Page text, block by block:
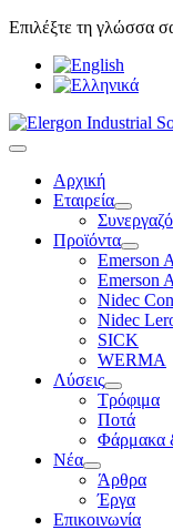
Επιλέξτε τη γλώσσα
Αρχική
Εταιρεία
Προϊόντα
Emerson
Emerson
Nidec
Nidec
SICK
WERMA
Λύσεις
Τρόφιμα
Ποτά
Φάρμακα
Νέα
Άρθρα
Έργα
Επικοινωνία